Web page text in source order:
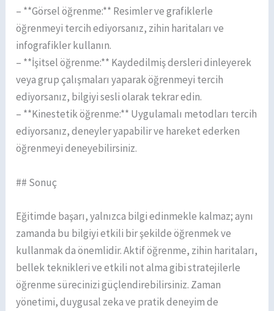
– **Görsel öğrenme:** Resimler ve grafiklerle
öğrenmeyi tercih ediyorsanız, zihin haritaları ve
infografikler kullanın.
– **İşitsel öğrenme:** Kaydedilmiş dersleri dinleyerek
veya grup çalışmaları yaparak öğrenmeyi tercih
ediyorsanız, bilgiyi sesli olarak tekrar edin.
– **Kinestetik öğrenme:** Uygulamalı metodları tercih
ediyorsanız, deneyler yapabilir ve hareket ederken
öğrenmeyi deneyebilirsiniz.
## Sonuç
Eğitimde başarı, yalnızca bilgi edinmekle kalmaz; aynı
zamanda bu bilgiyi etkili bir şekilde öğrenmek ve
kullanmak da önemlidir. Aktif öğrenme, zihin haritaları,
bellek teknikleri ve etkili not alma gibi stratejilerle
öğrenme sürecinizi güçlendirebilirsiniz. Zaman
yönetimi, duygusal zeka ve pratik deneyim de